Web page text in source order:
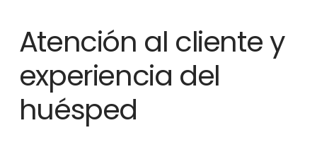
Atención al cliente y
experiencia del
huésped